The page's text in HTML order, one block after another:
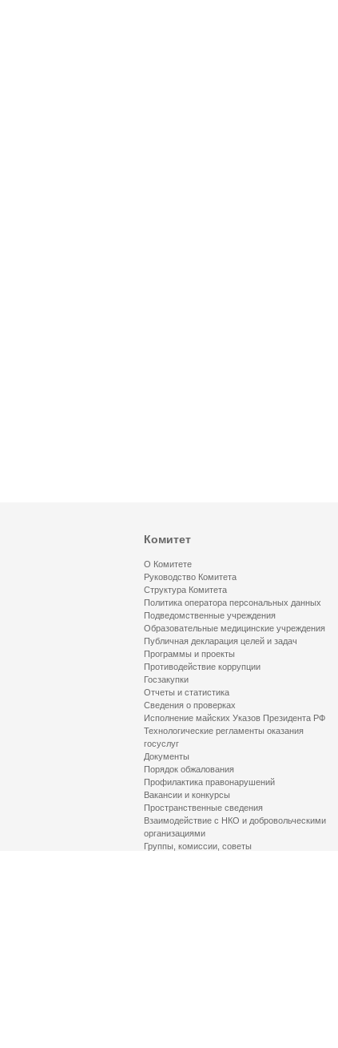
Комитет
О Комитете
Руководство Комитета
Структура Комитета
Политика оператора персональных данных
Подведомственные учреждения
Образовательные медицинские учреждения
Публичная декларация целей и задач
Программы и проекты
Противодействие коррупции
Госзакупки
Отчеты и статистика
Сведения о проверках
Исполнение майских Указов Президента РФ
Технологические регламенты оказания
госуслуг
Документы
Порядок обжалования
Профилактика правонарушений
Вакансии и конкурсы
Пространственные сведения
Взаимодействие с НКО и добровольческими
организациями
Группы, комиссии, советы